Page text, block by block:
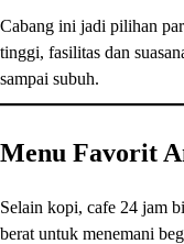
Cabang ini jadi pilihan
tinggi, fasilitas dan
sampai subuh.
Menu Favorit
Selain kopi, cafe 24 jam
berat untuk menemani